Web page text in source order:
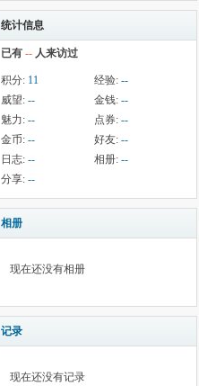
统计信息
已有 -- 人来访过
积分: 11 经验: --
威望: -- 金钱: --
魅力: -- 点券: --
金币: -- 好友: --
日志: -- 相册: --
分享: --
相册
现在还没有相册
记录
现在还没有记录